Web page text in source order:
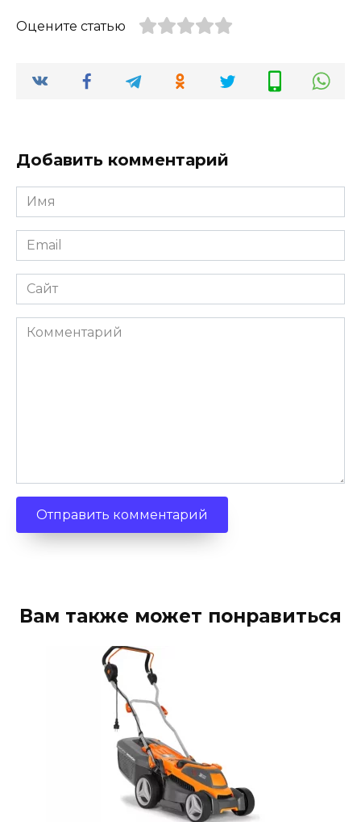
Оцените статью
Добавить комментарий
Имя
Email
Сайт
Комментарий
Вам также может понравиться